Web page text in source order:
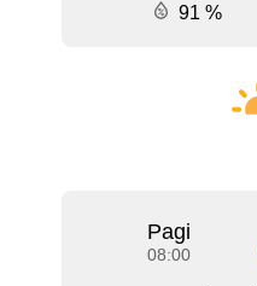
91 %
Pagi
08:00